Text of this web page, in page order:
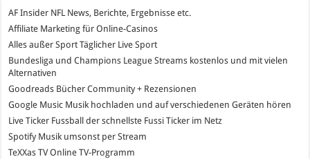
AF Insider NFL News, Berichte, Ergebnisse etc.
Affiliate Marketing für Online-Casinos
Alles außer SportTäglicher Live Sport
Bundesliga und Champions League Streams kostenlos und mit vielen
Alternativen
Goodreads Bücher Community + Rezensionen
Google Music Musik hochladen und auf verschiedenen Geräten hören
Live Ticker Fussball
der schnellste Fussi Ticker im Netz
SpotifyMusik umsonst per Stream
TeXXas TVOnline TV-Programm